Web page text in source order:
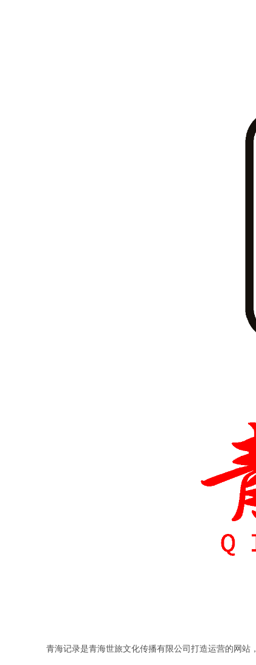
青海记录是青海世旅文化传播有限公司打造运营的网站，